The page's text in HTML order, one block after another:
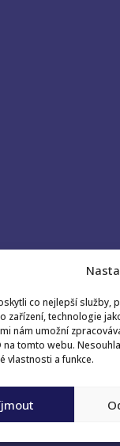
co nejlepší služby,
zařízení, technologie
nám umožní
na tomto webu.
vlastnosti a funkce.